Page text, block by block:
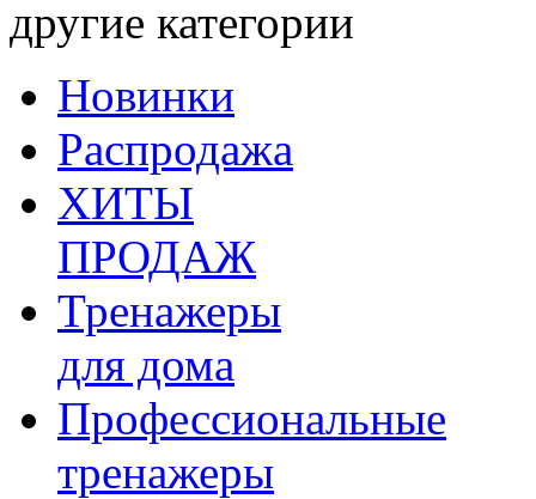
другие категории
Новинки
Распродажа
ХИТЫ
ПРОДАЖ
Тренажеры
для дома
Профессиональные
тренажеры